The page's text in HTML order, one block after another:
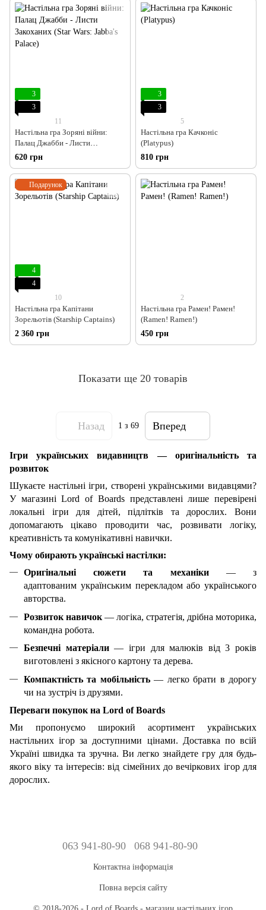
Ігри українських видавництв — оригінальність та
розвиток
Шукаєте настільні ігри, створені українськими видавцями?
У магазині Lord of Boards представлені лише перевірені
локальні ігри для дітей, підлітків та дорослих. Вони
допомагають цікаво проводити час, розвивати логіку,
креативність та комунікативні навички.
Чому обирають українські настілки:
Оригінальні сюжети та механіки— з
адаптованим українським перекладом або українського
авторства.
Розвиток навичок — логіка, стратегія, дрібна моторика,
командна робота.
Безпечні матеріали— ігри для малюків від 3 років
виготовлені з якісного картону та дерева.
Компактність та мобільність— легко брати в дорогу
чи на зустріч із друзями.
Переваги покупок на Lord of Boards
Ми пропонуємо широкий асортимент українських
настільних ігор за доступними цінами. Доставка по всій
Україні швидка та зручна. Ви легко знайдете гру для будь-
якого віку та інтересів: від сімейних до вечіркових ігор для
дорослих.
3
3
11
Настільна гра Зоряні війни:
Палац Джабби - Листи
Закоханих (Star Wars: Jabba's
Palace)
620 грн
3
3
5
Настільна гра Качконіс
(Platypus)
810 грн
Подарунок
4
4
10
Настільна гра Капітани
Зорельотів (Starship Captains)
2 360 грн
2
Настільна гра Рамен! Рамен!
(Ramen! Ramen!)
450 грн
Показати ще 20 товарів
Назад 1 з 69 Вперед
063 941-80-90 068 941-80-90
Контактна інформація
Повна версія сайту